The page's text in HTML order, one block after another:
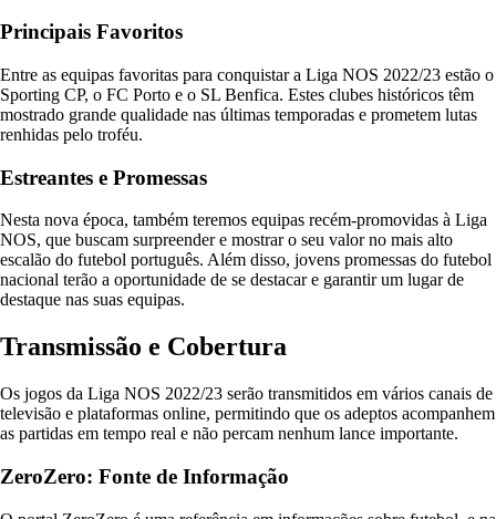
Principais Favoritos
Entre as equipas favoritas para conquistar a Liga NOS 2022/23 estão o
Sporting CP, o FC Porto e o SL Benfica. Estes clubes históricos têm
mostrado grande qualidade nas últimas temporadas e prometem lutas
renhidas pelo troféu.
Estreantes e Promessas
Nesta nova época, também teremos equipas recém-promovidas à Liga
NOS, que buscam surpreender e mostrar o seu valor no mais alto
escalão do futebol português. Além disso, jovens promessas do futebol
nacional terão a oportunidade de se destacar e garantir um lugar de
destaque nas suas equipas.
Transmissão e Cobertura
Os jogos da Liga NOS 2022/23 serão transmitidos em vários canais de
televisão e plataformas online, permitindo que os adeptos acompanhem
as partidas em tempo real e não percam nenhum lance importante.
ZeroZero: Fonte de Informação